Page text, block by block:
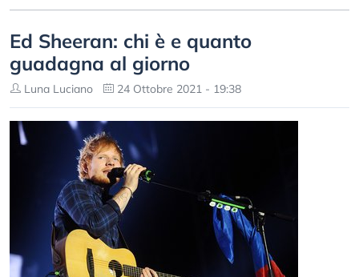
Ed Sheeran: chi è e quanto
guadagna al giorno
Luna Luciano 24 Ottobre 2021 - 19:38